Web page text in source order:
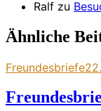
Ralf zu
Ähnliche
Freundesbriefe